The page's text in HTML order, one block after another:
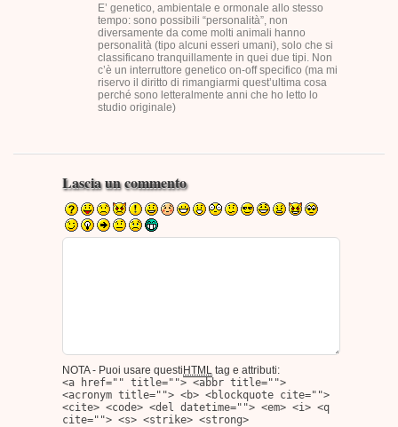
E’ genetico, ambientale e ormonale allo stesso
tempo: sono possibili “personalità”, non
diversamente da come molti animali hanno
personalità (tipo alcuni esseri umani), solo che si
classificano tranquillamente in quei due tipi. Non
c’è un interruttore genetico on-off specifico (ma mi
riservo il diritto di rimangiarmi quest’ultima cosa
perché sono letteralmente anni che ho letto lo
studio originale)
Lascia un commento
NOTA - Puoi usare questiHTML tag e attributi:
<a href="" title=""> <abbr title="">
<acronym title=""> <b> <blockquote cite="">
<cite> <code> <del datetime=""> <em> <i> <q
cite=""> <s> <strike> <strong>